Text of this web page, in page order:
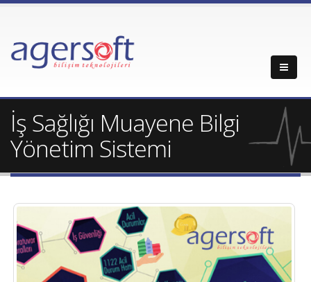
İş Sağlığı Muayene Bilgi
Yönetim Sistemi